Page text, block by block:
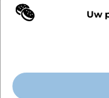
Uw
Wij maken gebruik van